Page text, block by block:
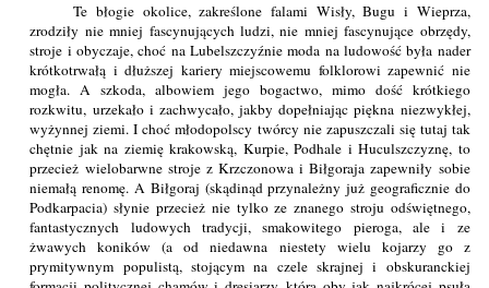
Te błogie okolice, zakreślone falami Wisły, Bugu i Wieprza,
zrodziły nie mniej fascynujących ludzi, nie mniej fascynujące obrzędy,
stroje i obyczaje, choć na Lubelszczyźnie moda na ludowość była nader
krótkotrwałą i dłuższej kariery miejscowemu folklorowi zapewnić nie
mogła. A szkoda, albowiem jego bogactwo, mimo dość krótkiego
rozkwitu, urzekało i zachwycało, jakby dopełniając piękna niezwykłej,
wyżynnej ziemi. I choć młodopolscy twórcy nie zapuszczali się tutaj tak
chętnie jak na ziemię krakowską, Kurpie, Podhale i Huculszczyznę, to
przecież wielobarwne stroje z Krzczonowa i Biłgoraja zapewniły sobie
niemałą renomę. A Biłgoraj (skądinąd przynależny już geograficznie do
Podkarpacia) słynie przecież nie tylko ze znanego stroju odświętnego,
fantastycznych ludowych tradycji, smakowitego pieroga, ale i ze
żwawych koników (a od niedawna niestety wielu kojarzy go z
prymitywnym populistą, stojącym na czele skrajnej i obskuranckiej